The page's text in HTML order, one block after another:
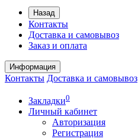
Назад
Контакты
Доставка и самовывоз
Заказ и оплата
Информация
Контакты Доставка и самовывоз
Закладки0
Личный кабинет
Авторизация
Регистрация